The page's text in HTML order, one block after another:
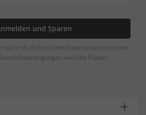
und Sparen
du dich mit den Datenschutzrichtlinien
von Ulla Popken